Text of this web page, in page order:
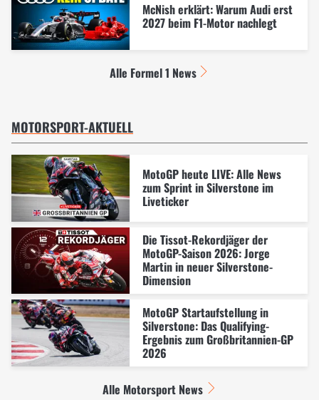
McNish erklärt: Warum Audi erst
2027 beim F1-Motor nachlegt
Alle Formel 1 News
MOTORSPORT-AKTUELL
MotoGP heute LIVE: Alle News
zum Sprint in Silverstone im
Liveticker
Die Tissot-Rekordjäger der
MotoGP-Saison 2026: Jorge
Martin in neuer Silverstone-
Dimension
MotoGP Startaufstellung in
Silverstone: Das Qualifying-
Ergebnis zum Großbritannien-GP
2026
Alle Motorsport News